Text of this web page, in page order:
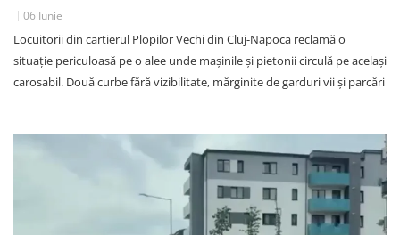
06 Iunie
Locuitorii din cartierul Plopilor Vechi din Cluj-Napoca reclamă o
situație periculoasă pe o alee unde mașinile și pietonii circulă pe același
carosabil. Două curbe fără vizibilitate, mărginite de garduri vii și parcări